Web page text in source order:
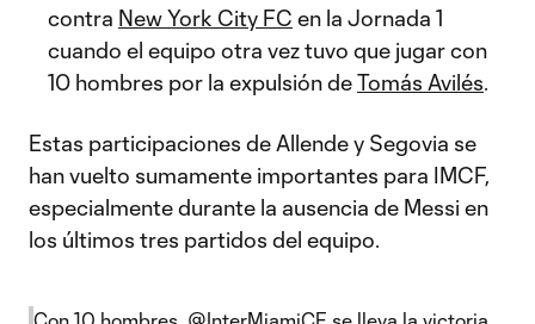
contra New York City FC en la Jornada 1
cuando el equipo otra vez tuvo que jugar con
10 hombres por la expulsión deTomás Avilés.
Estas participaciones de Allende y Segovia se
han vuelto sumamente importantes para IMCF,
especialmente durante la ausencia de Messi en
los últimos tres partidos del equipo.